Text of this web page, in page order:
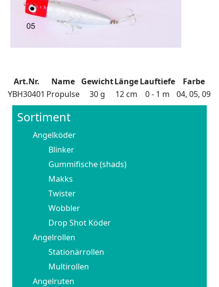
Art.Nr. Name GewichtLängeLauftiefe
Farbe
YBH30401 Propulse 30 g 12 cm 0 - 1 m 04, 05, 09
Sortiment
Angelköder
Blinker
Gummifische (shads)
Makks
Twister
Wobbler
Drop Shot Köder
Angelrollen
Stationärrollen
Multirollen
Angelruten